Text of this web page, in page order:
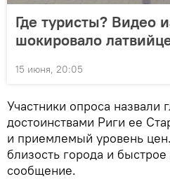
Где туристы? Видео
шокировало
15 июня, 20:05
Участники опроса назвали
достоинствами Риги ее
и приемлемый уровень
близость города и
сообщение.